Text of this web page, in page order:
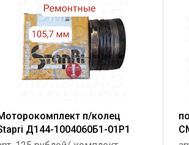
п/колец
Д144-1004060Б1-01Р1